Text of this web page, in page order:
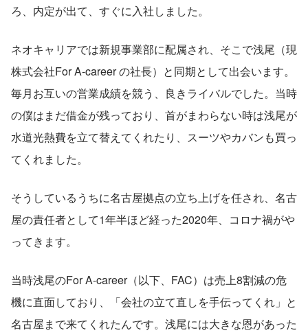
ろ、内定が出て、すぐに入社しました。
ネオキャリアでは新規事業部に配属され、そこで浅尾（現
株式会社For A-career の社長）と同期として出会います。
毎月お互いの営業成績を競う、良きライバルでした。当時
の僕はまだ借金が残っており、首がまわらない時は浅尾が
水道光熱費を立て替えてくれたり、スーツやカバンも買っ
てくれました。
そうしているうちに名古屋拠点の立ち上げを任され、名古
屋の責任者として1年半ほど経った2020年、コロナ禍がや
ってきます。
当時浅尾のFor A-career（以下、FAC）は売上8割減の危
機に直面しており、「会社の立て直しを手伝ってくれ」と
名古屋まで来てくれたんです。浅尾には大きな恩があった